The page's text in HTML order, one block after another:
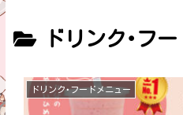
ドリンク･フ
ドリンク･フードメニュー